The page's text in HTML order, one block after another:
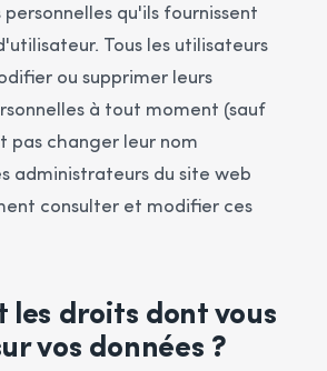
personnelles qu'ils fournissent
Tous les utilisateurs
ou supprimer leurs
à tout moment (sauf
pas changer leur nom
administrateurs du site web
consulter et modifier ces
les droits dont vous
vos données ?